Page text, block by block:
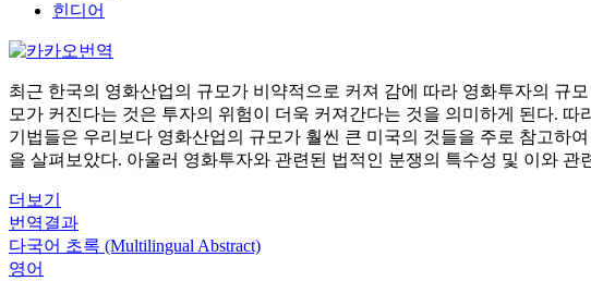
힌디어
최근 한국의 영화산업의 규모가 비약적으로 커져 감에 따라 영화투자의 규
모가 커진다는 것은 투자의 위험이 더욱 커져간다는 것을 의미하게 된다.
기법들은 우리보다 영화산업의 규모가 훨씬 큰 미국의 것들을 주로 참고하
을 살펴보았다. 아울러 영화투자와 관련된 법적인 분쟁의 특수성 및 이와 관
더보기
번역결과
다국어 초록 (Multilingual Abstract)
영어